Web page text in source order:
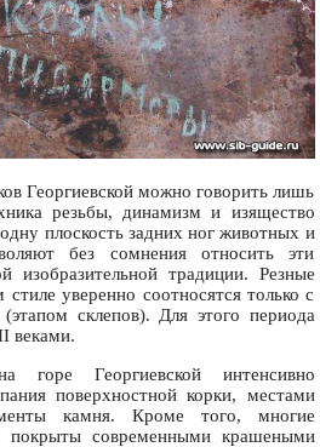
Георгиевской можно говорить лишь
резьбы, динамизм и изящество
плоскость задних ног животных и
без сомнения относить эти
изобразительной традиции. Резные
уверенно соотносятся только с
склепов). Для этого периода
веками.
горе Георгиевской интенсивно
поверхностной корки, местами
камня. Кроме того, многие
покрыты современными крашеными